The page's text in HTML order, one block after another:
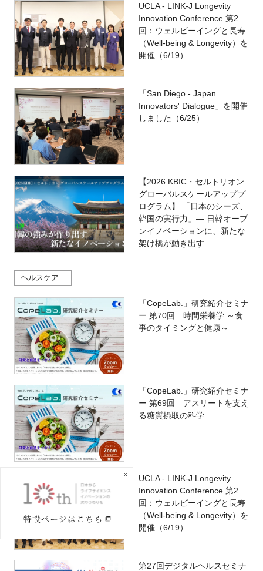
UCLA - LINK-J Longevity
Innovation Conference 第2
回：ウェルビーイングと長寿
（Well-being & Longevity）を
開催（6/19）
「San Diego - Japan
Innovators' Dialogue」を開催
しました（6/25）
【2026 KBIC・セルトリオン
グローバルスケールアッププ
ログラム】 「日本のシーズ、
韓国の実行力」― 日韓オープ
ンイノベーションに、新たな
架け橋が動き出す
ヘルスケア
「CopeLab.」研究紹介セミナ
ー 第70回 時間栄養学 ～食
事のタイミングと健康～
「CopeLab.」研究紹介セミナ
ー 第69回 アスリートを支え
る糖質摂取の科学
UCLA - LINK-J Longevity
Innovation Conference 第2
回：ウェルビーイングと長寿
（Well-being & Longevity）を
開催（6/19）
第27回デジタルヘルスセミナ